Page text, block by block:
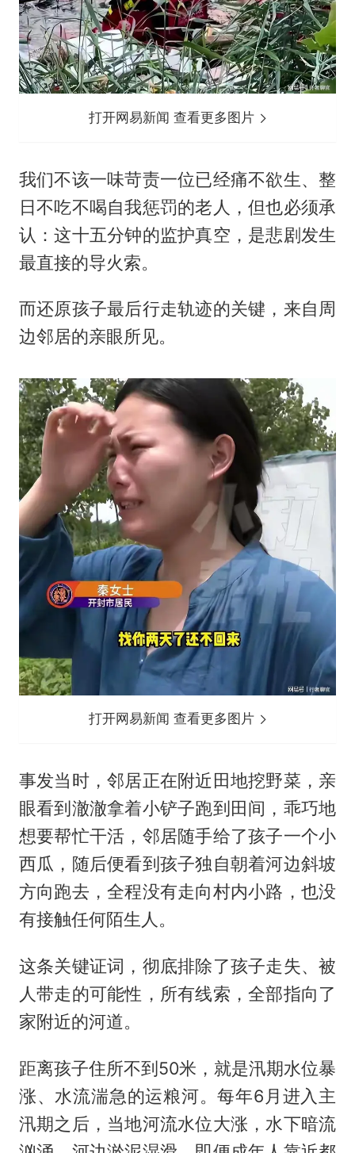
打开网易新闻 查看更多图片
我们不该一味苛责一位已经痛不欲生、整
日不吃不喝自我惩罚的老人，但也必须承
认：这十五分钟的监护真空，是悲剧发生
最直接的导火索。
而还原孩子最后行走轨迹的关键，来自周
边邻居的亲眼所见。
打开网易新闻 查看更多图片
事发当时，邻居正在附近田地挖野菜，亲
眼看到澈澈拿着小铲子跑到田间，乖巧地
想要帮忙干活，邻居随手给了孩子一个小
西瓜，随后便看到孩子独自朝着河边斜坡
方向跑去，全程没有走向村内小路，也没
有接触任何陌生人。
这条关键证词，彻底排除了孩子走失、被
人带走的可能性，所有线索，全部指向了
家附近的河道。
距离孩子住所不到50米，就是汛期水位暴
涨、水流湍急的运粮河。每年6月进入主
汛期之后，当地河流水位大涨，水下暗流